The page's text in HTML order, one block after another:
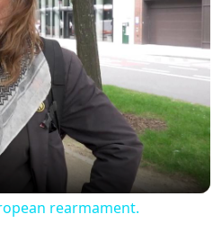
rearmament.